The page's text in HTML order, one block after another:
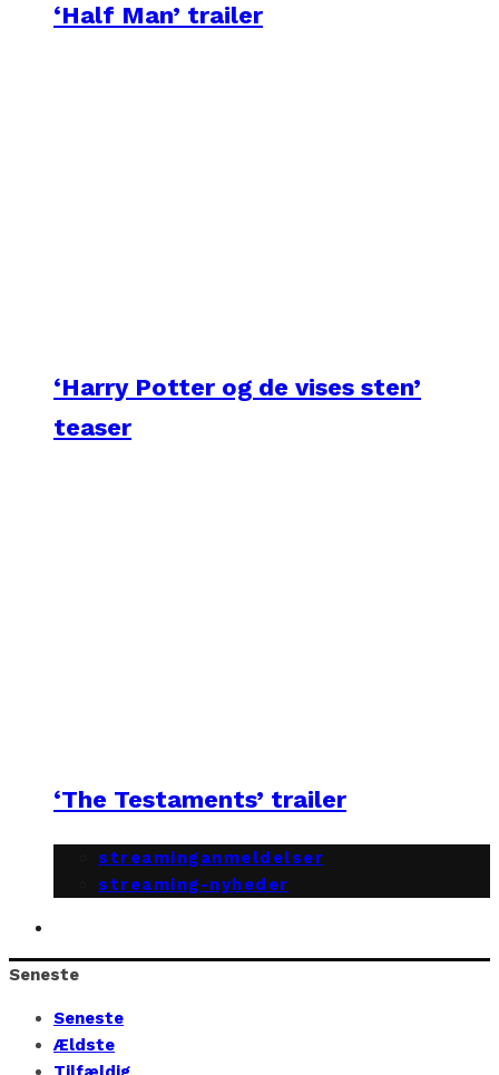
‘Half Man’ trailer
‘Harry Potter og de vises sten’
teaser
‘The Testaments’ trailer
streaminganmeldelser
streaming-nyheder
Seneste
Seneste
Ældste